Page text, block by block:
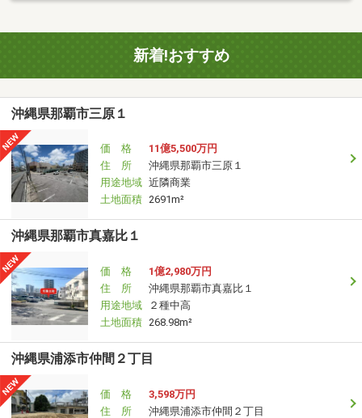
新着!おすすめ
沖縄県那覇市三原１
価 格
11億5,500万円
住 所
沖縄県那覇市三原１
用途地域 近隣商業
土地面積 2691m²
沖縄県那覇市真嘉比１
価 格
1億2,980万円
住 所
沖縄県那覇市真嘉比１
用途地域
２種中高
土地面積 268.98m²
沖縄県浦添市仲間２丁目
価 格
3,598万円
住 所
沖縄県浦添市仲間２丁目